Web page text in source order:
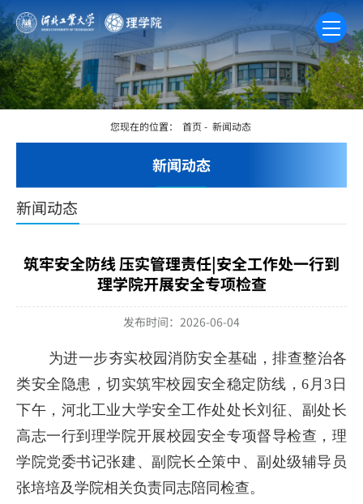
新闻动态
您现在的位置： 首页 - 新闻动态
新闻动态
筑牢安全防线 压实管理责任|安全工作处一行到
理学院开展安全专项检查
发布时间：2026-06-04
为进一步夯实校园消防安全基础，排查整治各
类安全隐患，切实筑牢校园安全稳定防线，6月3日
下午，河北工业大学安全工作处处长刘征、副处长
高志一行到理学院开展校园安全专项督导检查，理
学院党委书记张建、副院长仝策中、副处级辅导员
张培培及学院相关负责同志陪同检查。